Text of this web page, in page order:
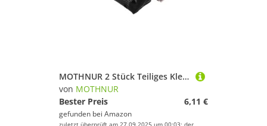
MOTHNUR 2 Stück Teiliges Kleine Kulturbeutel mit Reißverschluss Leichte Nylon Mesh Kosmetiktaschen für Damen Mädchen Atmungsaktive Make up Organizer für Reisen Camping Vielseitig
von MOTHNUR
Bester Preis
6,11 €
gefunden bei Amazon
zuletzt überprüft am 27.09.2025 um 00:03; der